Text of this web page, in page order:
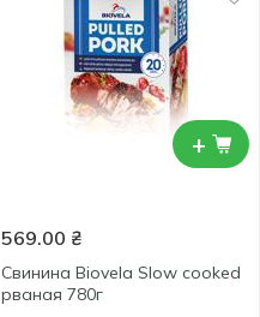
+
569.00 ₴
Свинина Biovela Slow cooked
рваная 780г